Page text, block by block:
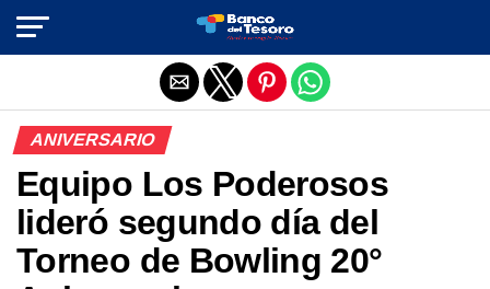
ANIVERSARIO
Equipo Los Poderosos
lideró segundo día del
Torneo de Bowling 20°
Salir de la versión móvil